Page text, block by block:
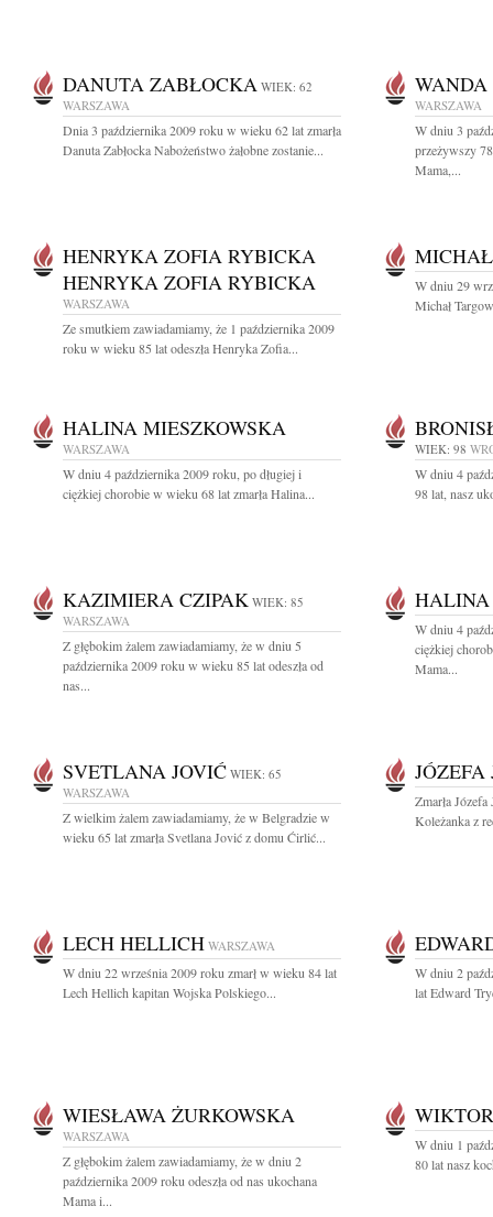
DANUTA ZABŁOCKA WIEK: 62
WARSZAWA
Dnia 3 października 2009 roku w wieku 62 lat zmarła
Danuta Zabłocka Nabożeństwo żałobne zostanie...
WARSZAWA
W dniu 3
przeżywszy
Mama,...
HENRYKA ZOFIA RYBICKA
HENRYKA ZOFIA RYBICKA
WARSZAWA
Ze smutkiem zawiadamiamy, że 1 października 2009
roku w wieku 85 lat odeszła Henryka Zofia...
W dniu 29
Michał
HALINA MIESZKOWSKA
WARSZAWA
W dniu 4 października 2009 roku, po długiej i
ciężkiej chorobie w wieku 68 lat zmarła Halina...
WIEK: 98
W dniu 4
98 lat, nasz
KAZIMIERA CZIPAK WIEK: 85
WARSZAWA
Z głębokim żalem zawiadamiamy, że w dniu 5
października 2009 roku w wieku 85 lat odeszła od
nas...
HALINA
W dniu 4
ciężkiej
Mama...
SVETLANA JOVIĆ WIEK: 65
WARSZAWA
Z wielkim żalem zawiadamiamy, że w Belgradzie w
wieku 65 lat zmarła Svetlana Jović z domu Ćirlić...
Zmarła
Koleżanka z
LECH HELLICH WARSZAWA
W dniu 22 września 2009 roku zmarł w wieku 84 lat
Lech Hellich kapitan Wojska Polskiego...
W dniu 2
lat Edward
WIESŁAWA ŻURKOWSKA
WARSZAWA
Z głębokim żalem zawiadamiamy, że w dniu 2
października 2009 roku odeszła od nas ukochana
Mama i...
W dniu 1
80 lat nasz